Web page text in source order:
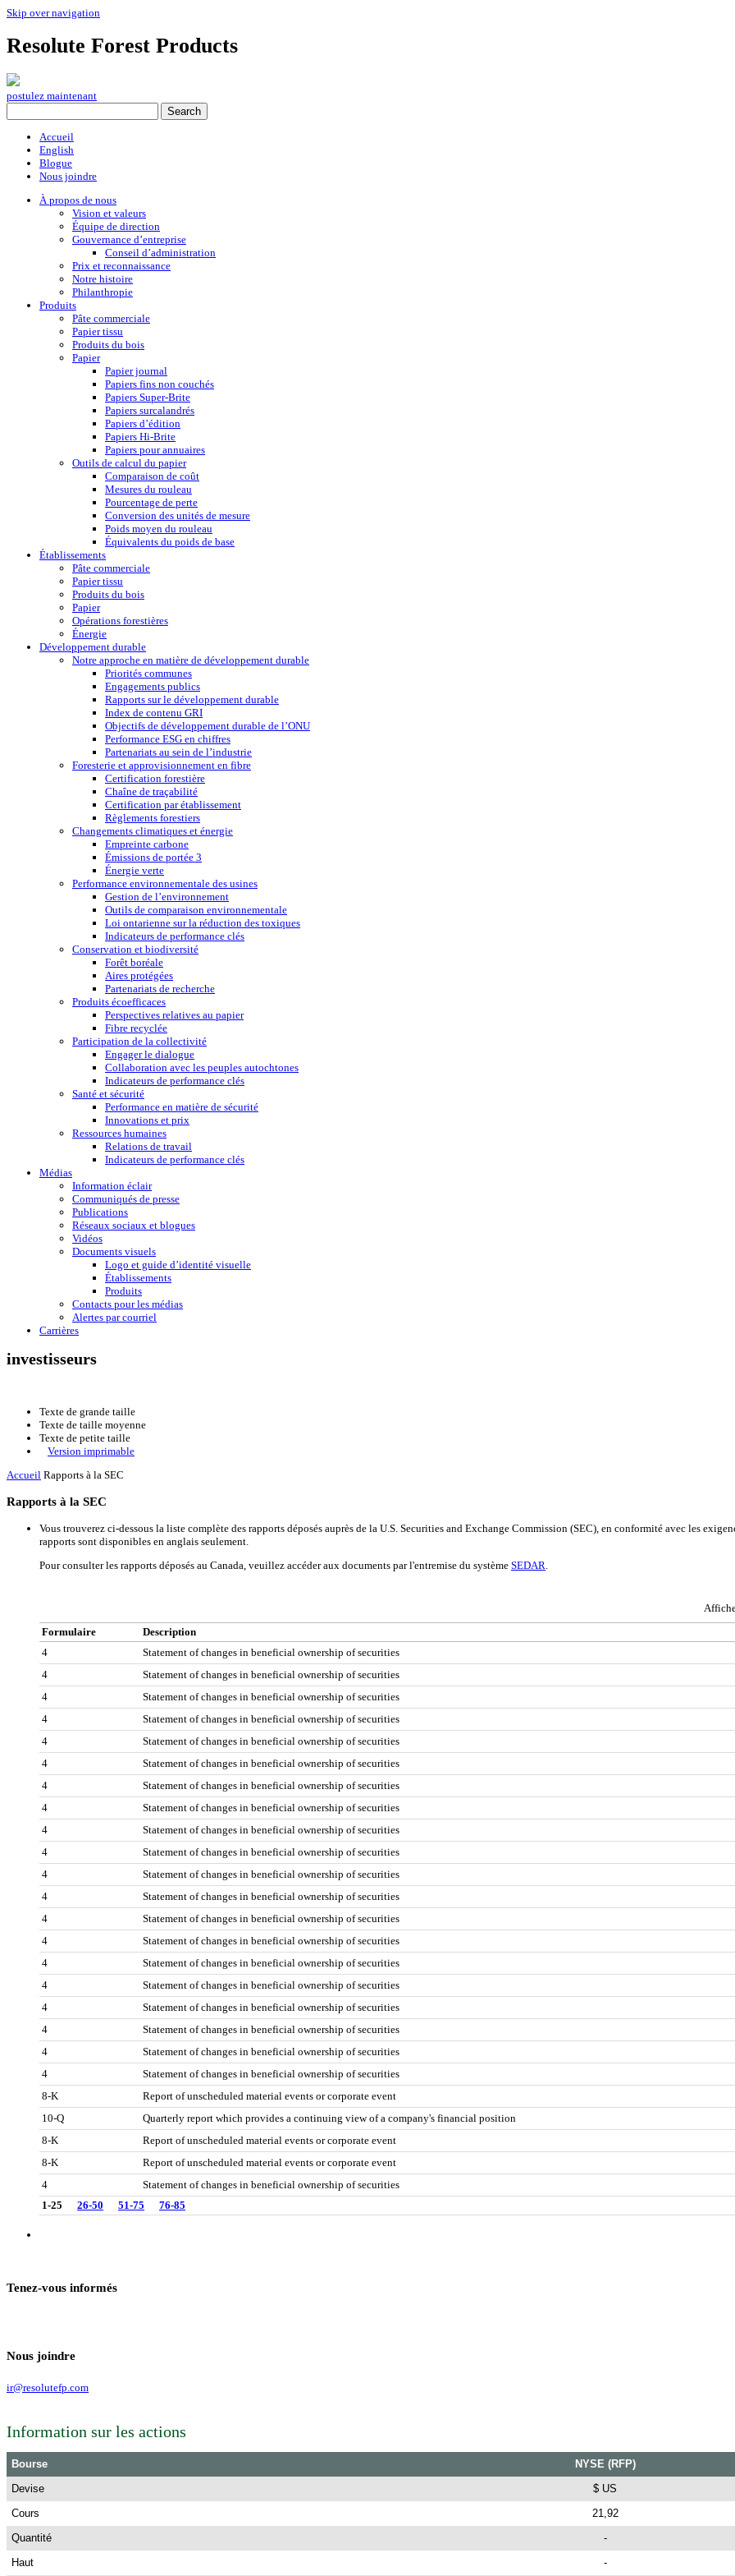
Skip over navigation
Resolute Forest Products
postulez maintenant
Accueil
English
Blogue
Nous joindre
À propos de nous
Vision et valeurs
Équipe de direction
Gouvernance d’entreprise
Conseil d’administration
Prix et reconnaissance
Notre histoire
Philanthropie
Produits
Pâte commerciale
Papier tissu
Produits du bois
Papier
Papier journal
Papiers fins non couchés
Papiers Super-Brite
Papiers surcalandrés
Papiers d’édition
Papiers Hi-Brite
Papiers pour annuaires
Outils de calcul du papier
Comparaison de coût
Mesures du rouleau
Pourcentage de perte
Conversion des unités de mesure
Poids moyen du rouleau
Équivalents du poids de base
Établissements
Pâte commerciale
Papier tissu
Produits du bois
Papier
Opérations forestières
Énergie
Développement durable
Notre approche en matière de développement durable
Priorités communes
Engagements publics
Rapports sur le développement durable
Index de contenu GRI
Objectifs de développement durable de l’ONU
Performance ESG en chiffres
Partenariats au sein de l’industrie
Foresterie et approvisionnement en fibre
Certification forestière
Chaîne de traçabilité
Certification par établissement
Règlements forestiers
Changements climatiques et énergie
Empreinte carbone
Émissions de portée 3
Énergie verte
Performance environnementale des usines
Gestion de l’environnement
Outils de comparaison environnementale
Loi ontarienne sur la réduction des toxiques
Indicateurs de performance clés
Conservation et biodiversité
Forêt boréale
Aires protégées
Partenariats de recherche
Produits écoefficaces
Perspectives relatives au papier
Fibre recyclée
Participation de la collectivité
Engager le dialogue
Collaboration avec les peuples autochtones
Indicateurs de performance clés
Santé et sécurité
Performance en matière de sécurité
Innovations et prix
Ressources humaines
Relations de travail
Indicateurs de performance clés
Médias
Information éclair
Communiqués de presse
Publications
Réseaux sociaux et blogues
Vidéos
Documents visuels
Logo et guide d’identité visuelle
Établissements
Produits
Contacts pour les médias
Alertes par courriel
Carrières
investisseurs
Texte de grande taille
Texte de taille moyenne
Texte de petite taille
Version imprimable
Accueil Rapports à la SEC
Rapports à la SEC
Vous trouverez ci-dessous la liste complète des rapports déposés auprès de la U.S. Securities and Exchange Commission (SEC), en conformité avec les
rapports sont disponibles en anglais seulement.
Pour consulter les rapports déposés au Canada, veuillez accéder aux documents par l'entremise du système SEDAR
Formulaire
Description
4
Statement of changes in beneficial ownership of securities
4
Statement of changes in beneficial ownership of securities
4
Statement of changes in beneficial ownership of securities
4
Statement of changes in beneficial ownership of securities
4
Statement of changes in beneficial ownership of securities
4
Statement of changes in beneficial ownership of securities
4
Statement of changes in beneficial ownership of securities
4
Statement of changes in beneficial ownership of securities
4
Statement of changes in beneficial ownership of securities
4
Statement of changes in beneficial ownership of securities
4
Statement of changes in beneficial ownership of securities
4
Statement of changes in beneficial ownership of securities
4
Statement of changes in beneficial ownership of securities
4
Statement of changes in beneficial ownership of securities
4
Statement of changes in beneficial ownership of securities
4
Statement of changes in beneficial ownership of securities
4
Statement of changes in beneficial ownership of securities
4
Statement of changes in beneficial ownership of securities
4
Statement of changes in beneficial ownership of securities
4
Statement of changes in beneficial ownership of securities
8-K
Report of unscheduled material events or corporate event
10-Q
Quarterly report which provides a continuing view of a company's financial position
8-K
Report of unscheduled material events or corporate event
8-K
Report of unscheduled material events or corporate event
4
Statement of changes in beneficial ownership of securities
1-25 26-50 51-75 76-85
Tenez-vous informés
Nous joindre
ir@resolutefp.com
Information sur les actions
Bourse NYSE (RFP)
Devise
$ US
Cours
21,92
Quantité
-
Haut
-